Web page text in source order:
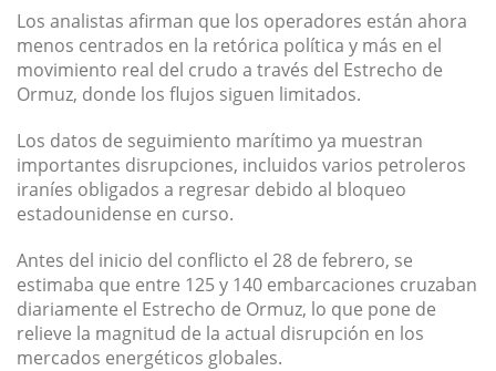
Los analistas afirman que los operadores están ahora
menos centrados en la retórica política y más en el
movimiento real del crudo a través del Estrecho de
Ormuz, donde los flujos siguen limitados.
Los datos de seguimiento marítimo ya muestran
importantes disrupciones, incluidos varios petroleros
iraníes obligados a regresar debido al bloqueo
estadounidense en curso.
Antes del inicio del conflicto el 28 de febrero, se
estimaba que entre 125 y 140 embarcaciones cruzaban
diariamente el Estrecho de Ormuz, lo que pone de
relieve la magnitud de la actual disrupción en los
mercados energéticos globales.